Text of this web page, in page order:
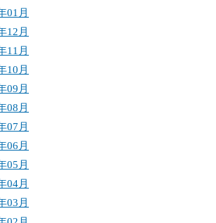
01月
12月
11月
10月
09月
08月
07月
06月
05月
04月
03月